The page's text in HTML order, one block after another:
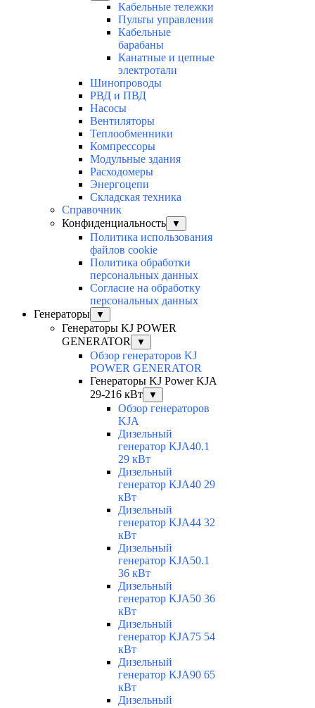
Кабельные тележки
Пульты управления
Кабельные
барабаны
Канатные и цепные
электротали
Шинопроводы
РВД и ПВД
Насосы
Вентиляторы
Теплообменники
Компрессоры
Модульные здания
Расходомеры
Энергоцепи
Складская техника
Справочник
Конфиденциальность
▼
Политика использования
файлов cookie
Политика обработки
персональных данных
Согласие на обработку
персональных данных
Генераторы
▼
Генераторы KJ POWER
GENERATOR
▼
Обзор генераторов KJ
POWER GENERATOR
Генераторы KJ Power KJA
29-216 кВт
▼
Обзор генераторов
KJA
Дизельный
генератор KJA40.1
29 кВт
Дизельный
генератор KJA40 29
кВт
Дизельный
генератор KJA44 32
кВт
Дизельный
генератор KJA50.1
36 кВт
Дизельный
генератор KJA50 36
кВт
Дизельный
генератор KJA75 54
кВт
Дизельный
генератор KJA90 65
кВт
Дизельный